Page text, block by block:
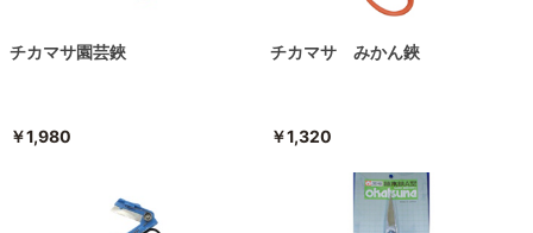
チカマサ園芸鋏
￥1,980
チカマサ みかん鋏
￥1,320